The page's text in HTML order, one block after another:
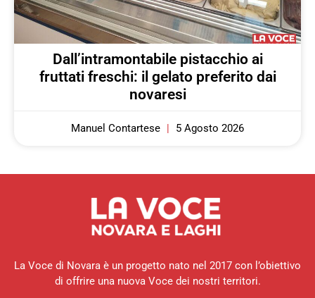
Dall’intramontabile pistacchio ai
fruttati freschi: il gelato preferito dai
novaresi
Manuel Contartese 5 Agosto 2026
La Voce di Novara è un progetto nato nel 2017 con l’obiettivo
di offrire una nuova Voce dei nostri territori.